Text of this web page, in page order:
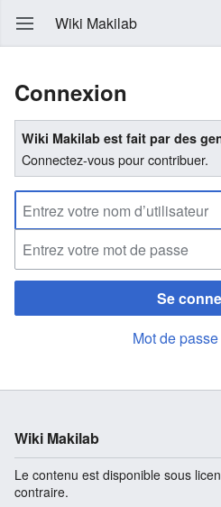
Wiki Makilab
Connexion
Wiki Makilab est fait par des
Connectez-vous pour contribuer.
Se
Mot de
Wiki Makilab
Le contenu est disponible sous
contraire.